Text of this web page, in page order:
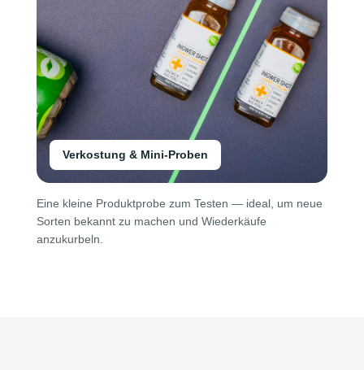
Verkostung & Mini-Proben
Eine kleine Produktprobe zum Testen — ideal, um neue
Sorten bekannt zu machen und Wiederkäufe
anzukurbeln.